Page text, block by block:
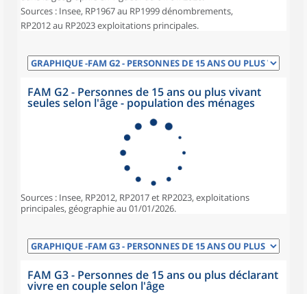
Sources : Insee, RP1967 au RP1999 dénombrements,
RP2012 au RP2023 exploitations principales.
FAM G2 - Personnes de 15 ans ou plus vivant
seules selon l'âge - population des ménages
Sources : Insee, RP2012, RP2017 et RP2023, exploitations
principales, géographie au 01/01/2026.
FAM G3 - Personnes de 15 ans ou plus déclarant
vivre en couple selon l'âge